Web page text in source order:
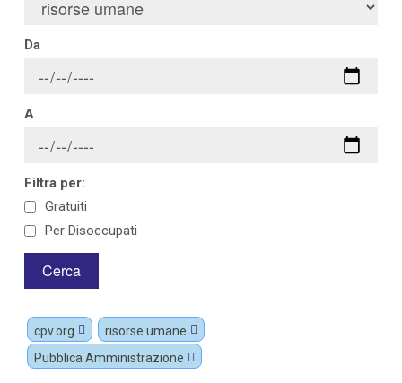
Da
A
Filtra per:
Gratuiti
Per Disoccupati
cpv.org
risorse umane
Pubblica Amministrazione